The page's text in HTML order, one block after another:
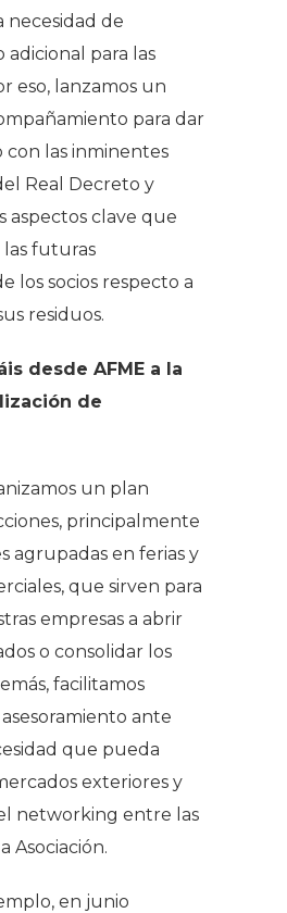
necesidad de
adicional para las
eso, lanzamos un
para dar
las inminentes
Real Decreto y
aspectos clave que
futuras
los socios respecto a
residuos.
desde AFME a la
de
un plan
principalmente
agrupadas en ferias y
que sirven para
empresas a abrir
o consolidar los
facilitamos
ante
que pueda
exteriores y
networking entre las
Asociación.
en junio